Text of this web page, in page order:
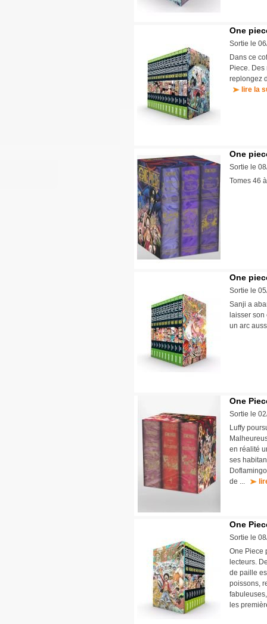
One
Sortie le
Dans ce
Piece.
replongez
lire la
One
Sortie le
Tomes 46
One
Sortie le
Sanji a
laisser
un arc
One
Sortie le
Luffy
en réalité
ses
de ...
One
Sortie le
One Piece
lecteurs.
de paille
poissons,
les